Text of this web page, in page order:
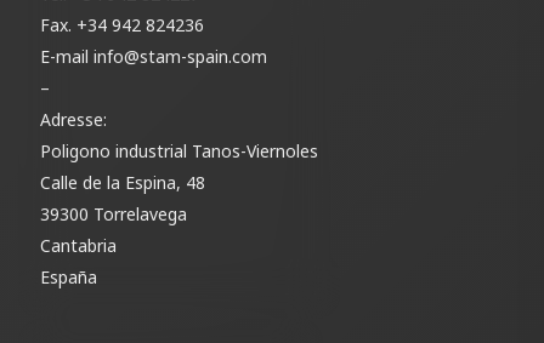
Fax. +34 942 824236
E-mail info@stam-spain.com
–
Adresse:
Poligono industrial Tanos-Viernoles
Calle de la Espina, 48
39300 Torrelavega
Cantabria
España